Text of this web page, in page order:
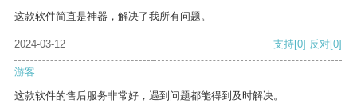
这款软件简直是神器，解决了我所有问题。
2024-03-12 支持[0] 反对[0]
游客
这款软件的售后服务非常好，遇到问题都能得到及时解决。